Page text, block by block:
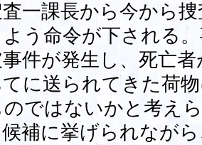
一課長から今から
う命令が下される
件が発生し、死亡
に送られてきた荷
のではないかと考え
補に挙げられなが